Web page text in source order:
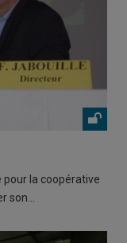
pour la coopérative
son…